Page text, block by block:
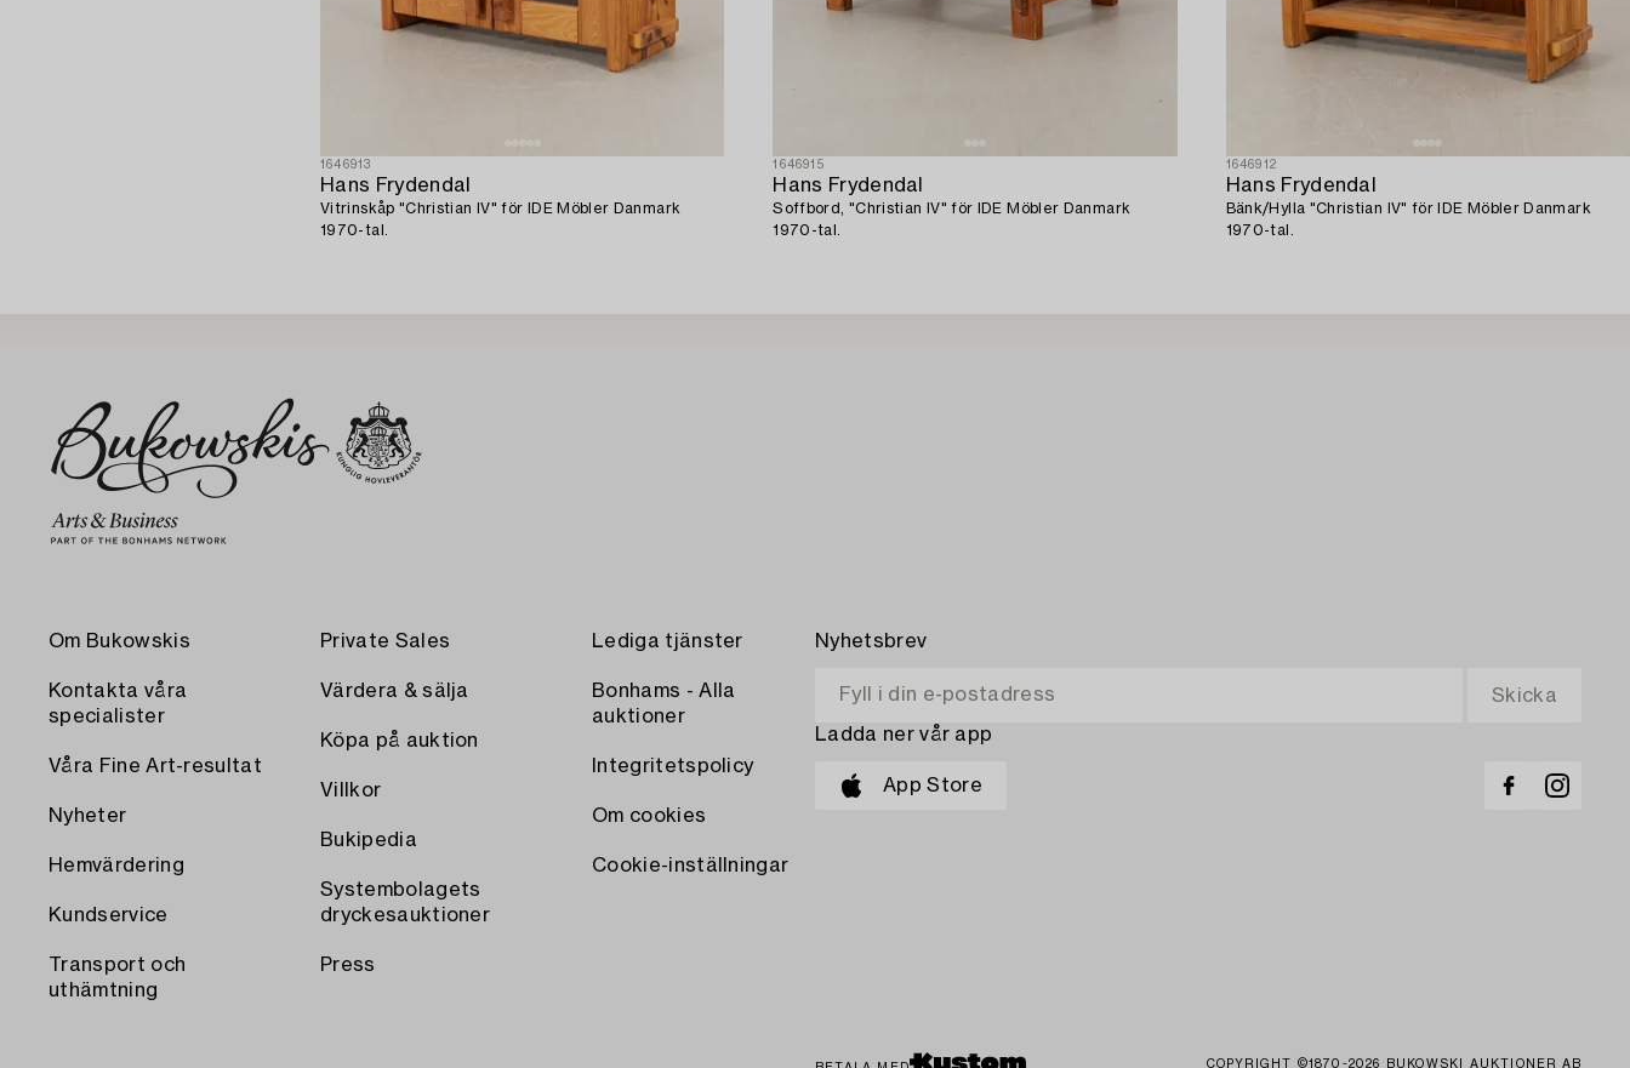
1646913
Hans Frydendal
Vitrinskåp "Christian IV" för IDE Möbler Danmark
1970-tal.
1646915
Hans Frydendal
Soffbord, "Christian IV" för IDE Möbler Danmark
1970-tal.
1646912
Hans Frydendal
Bänk/Hylla "Christian IV" för IDE Möbler Danmark
1970-tal.
Om Bukowskis
Kontakta våra
specialister
Våra Fine Art-resultat
Nyheter
Hemvärdering
Kundservice
Transport och
uthämtning
Private Sales
Värdera & sälja
Köpa på auktion
Villkor
Bukipedia
Systembolagets
dryckesauktioner
Press
Lediga tjänster
Bonhams - Alla
auktioner
Integritetspolicy
Om cookies
Cookie-inställningar
Nyhetsbrev
Ladda ner vår app
App Store
COPYRIGHT ©1870-2026 BUKOWSKI AUKTIONER AB